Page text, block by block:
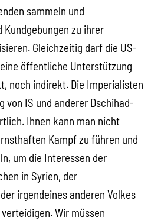
sammeln und
zu ihrer
Gleichzeitig darf die US-
öffentliche Unterstützung
noch indirekt. Die Imperialisten
von IS und anderer Dschihad-
Ihnen kann man nicht
Kampf zu führen und
um die Interessen der
in Syrien, der
irgendeines anderen Volkes
Wir müssen